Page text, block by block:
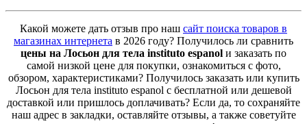
Какой можете дать отзыв про наш сайт поиска товаров в
магазинах интернета в 2026 году? Получилось ли сравнить
цены на Лосьон для тела instituto espanol и заказать по
самой низкой цене для покупки, ознакомиться с фото,
обзором, характеристиками? Получилось заказать или купить
Лосьон для тела instituto espanol с бесплатной или дешевой
доставкой или пришлось доплачивать? Если да, то сохраняйте
наш адрес в закладки, оставляйте отзывы, а также советуйте